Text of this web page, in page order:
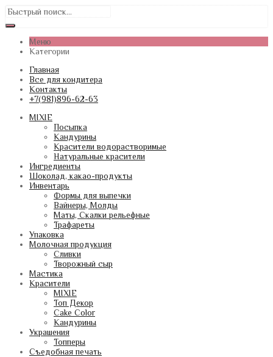
Меню
Категории
Главная
Все для кондитера
Контакты
+7(981)896-62-63
MIXIE
Посыпка
Кандурины
Красители водорастворимые
Натуральные красители
Ингредиенты
Шоколад, какао-продукты
Инвентарь
Формы для выпечки
Вайнеры, Молды
Маты, Скалки рельефные
Трафареты
Упаковка
Молочная продукция
Сливки
Творожный сыр
Мастика
Красители
MIXIE
Топ Декор
Cake Color
Кандурины
Украшения
Топперы
Съедобная печать